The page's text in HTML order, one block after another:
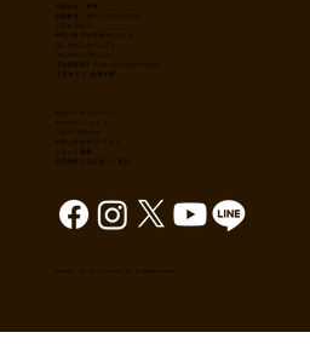
​有限会社 秀幸
登録番号：T8021002061566
〒254-0002
神奈川県平塚市横内3785-4
TEL: 0463-54-1173
FAX: 0463-54-1186
【営業時間】 9:30-19:30(sun18:30)
【 定休日 】 毎週木曜
肉のユーダイについて
カタログ/ショップ
ブログ/お知らせ
​お問い合わせ/アクセス
スタッフ募集
特定商取引法に基づく表記